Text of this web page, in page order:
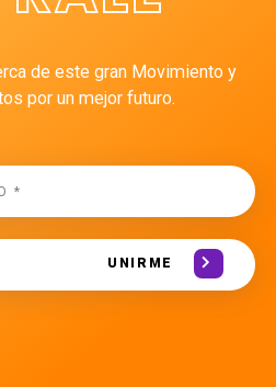
de este gran Movimiento y
por un mejor futuro.
UNIRME